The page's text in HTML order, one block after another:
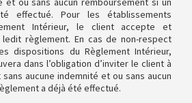
effectué. Pour les établissements
Intérieur, le client accepte et
règlement. En cas de non-respect
dispositions du Règlement Intérieur,
dans l’obligation d’inviter le client à
aucune indemnité et ou sans aucun
a déjà été effectué.